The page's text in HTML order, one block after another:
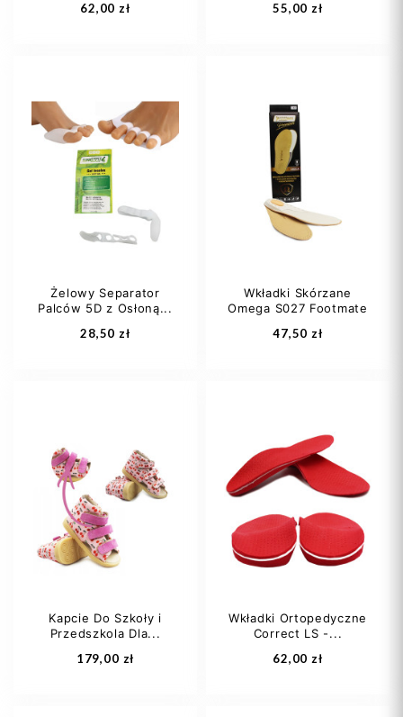
62,00 zł
24
29
Dodaj do koszyka
55,00 zł
36
39
Dodaj do koszyka
Żelowy Separator
Palców 5D z Osłoną...
28,50 zł
Dodaj do koszyka
Wkładki Skórzane
Omega S027 Footmate
47,50 zł
36 37
40 +4
Dodaj do koszyka
Kapcie Do Szkoły i
Przedszkola Dla...
179,00 zł
Wkładki Ortopedyczne
Correct LS -...
62,00 zł